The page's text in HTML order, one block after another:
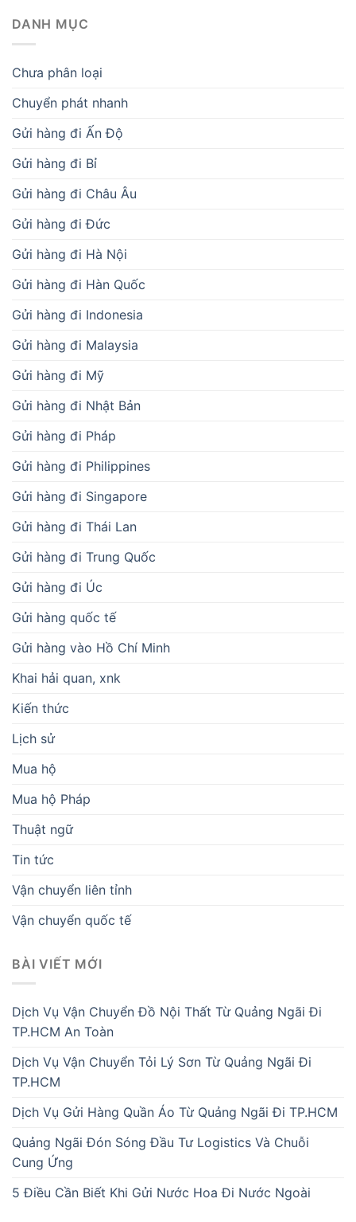
DANH MỤC
Chưa phân loại
Chuyển phát nhanh
Gửi hàng đi Ấn Độ
Gửi hàng đi Bỉ
Gửi hàng đi Châu Âu
Gửi hàng đi Đức
Gửi hàng đi Hà Nội
Gửi hàng đi Hàn Quốc
Gửi hàng đi Indonesia
Gửi hàng đi Malaysia
Gửi hàng đi Mỹ
Gửi hàng đi Nhật Bản
Gửi hàng đi Pháp
Gửi hàng đi Philippines
Gửi hàng đi Singapore
Gửi hàng đi Thái Lan
Gửi hàng đi Trung Quốc
Gửi hàng đi Úc
Gửi hàng quốc tế
Gửi hàng vào Hồ Chí Minh
Khai hải quan, xnk
Kiến thức
Lịch sử
Mua hộ
Mua hộ Pháp
Thuật ngữ
Tin tức
Vận chuyển liên tỉnh
Vận chuyển quốc tế
BÀI VIẾT MỚI
Dịch Vụ Vận Chuyển Đồ Nội Thất Từ Quảng Ngãi Đi
TP.HCM An Toàn
Dịch Vụ Vận Chuyển Tỏi Lý Sơn Từ Quảng Ngãi Đi
TP.HCM
Dịch Vụ Gửi Hàng Quần Áo Từ Quảng Ngãi Đi TP.HCM
Quảng Ngãi Đón Sóng Đầu Tư Logistics Và Chuỗi
Cung Ứng
5 Điều Cần Biết Khi Gửi Nước Hoa Đi Nước Ngoài